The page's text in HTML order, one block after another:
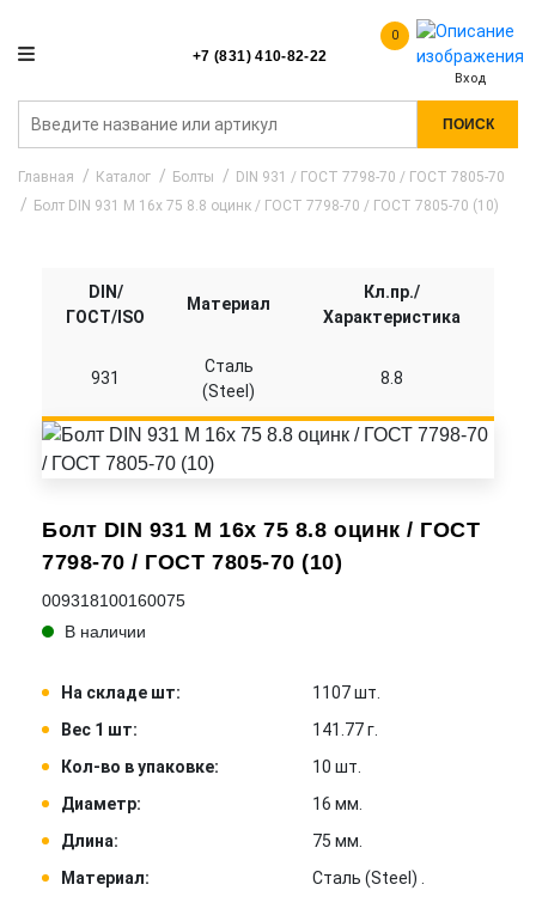
+7 (831) 410-82-22
0
Вход
ПОИСК
Главная Каталог Болты
DIN 931 / ГОСТ 7798-70 / ГОСТ 7805-70
Болт DIN 931 M 16x 75 8.8 оцинк / ГОСТ 7798-70 / ГОСТ 7805-70 (10)
Болт DIN 931 M 16x 75 8.8 оцинк / ГОСТ
7798-70 / ГОСТ 7805-70 (10)
009318100160075
В наличии
На складе шт:
1107 шт.
Вес 1 шт:
141.77 г.
Кол-во в упаковке:
10 шт.
Диаметр:
16 мм.
Длина:
75 мм.
Материал:
Сталь (Steel) .
DIN/
ГОСТ/ISO
Материал
Кл.пр./
Характеристика
931
Сталь
(Steel)
8.8